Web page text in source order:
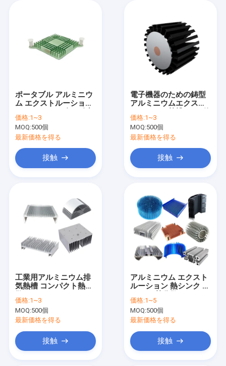
ポータブル アルミニウ
ム エクストルーション
蝕性
価格:1~3
MOQ:500個
最新価格を得る
接触
電子機器のための鋳型
アルミニウムエクスト
用
価格:1~3
MOQ:500個
最新価格を得る
接触
工業用アルミニウム排
気熱槽 コンパクト熱分
価格:1~3
MOQ:500個
最新価格を得る
接触
アルミニウム エクスト
ルーション 熱シンク シ
ウム
価格:1~5
MOQ:500個
最新価格を得る
接触